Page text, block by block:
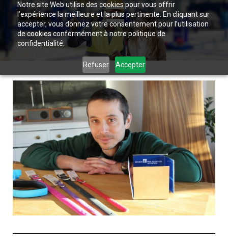
Notre site Web utilise des cookies pour vous offrir
l’expérience la meilleure et la plus pertinente. En cliquant sur
accepter, vous donnez votre consentement pour l’utilisation
de cookies conformément à notre politique de
confidentialité.
Refuser Accepter